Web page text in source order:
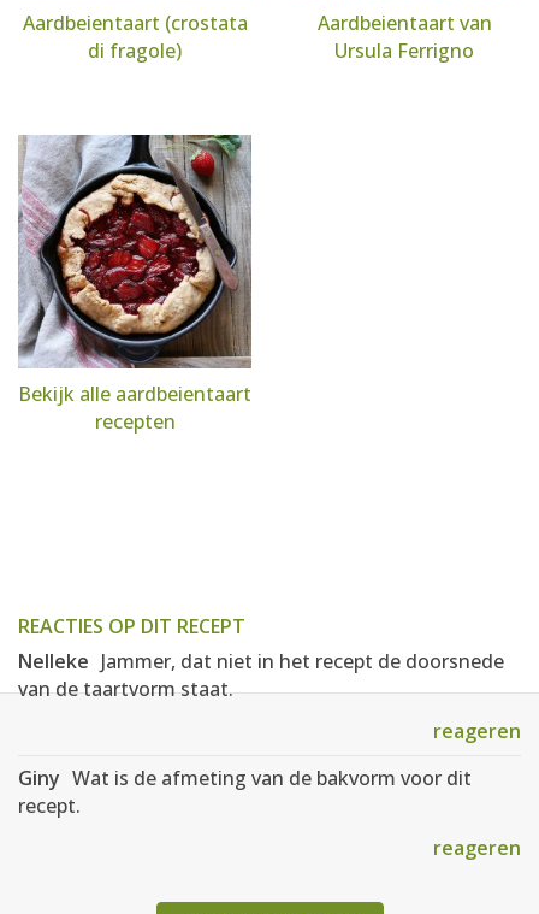
Aardbeientaart (crostata
di fragole)
Aardbeientaart van
Ursula Ferrigno
Bekijk alle aardbeientaart
recepten
REACTIES OP DIT RECEPT
Nelleke Jammer, dat niet in het recept de doorsnede
van de taartvorm staat.
reageren
Giny Wat is de afmeting van de bakvorm voor dit
recept.
reageren